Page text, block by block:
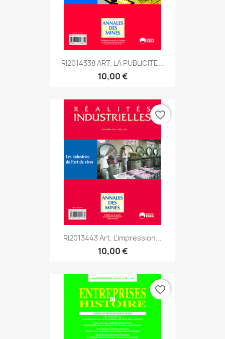
RI2014338 ART. LA PUBLICITE...
10,00 €
RI2013443 Art. L’impression...
10,00 €
favorite_border
favorite_border